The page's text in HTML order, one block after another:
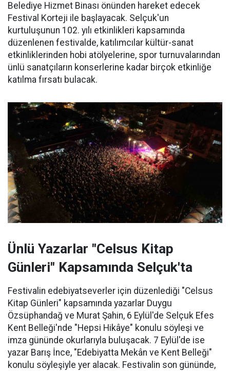
Belediye Hizmet Binası önünden hareket edecek
Festival Korteji ile başlayacak. Selçuk'un
kurtuluşunun 102. yılı etkinlikleri kapsamında
düzenlenen festivalde, katılımcılar kültür-sanat
etkinliklerinden hobi atölyelerine, spor turnuvalarından
ünlü sanatçıların konserlerine kadar birçok etkinliğe
katılma fırsatı bulacak.
Ünlü Yazarlar "Celsus Kitap
Günleri" Kapsamında Selçuk'ta
Festivalin edebiyatseverler için düzenlediği "Celsus
Kitap Günleri" kapsamında yazarlar Duygu
Özsüphandağ ve Murat Şahin, 6 Eylül'de Selçuk Efes
Kent Belleği'nde "Hepsi Hikâye" konulu söyleşi ve
imza gününde okurlarıyla buluşacak. 7 Eylül'de ise
yazar Barış İnce, "Edebiyatta Mekân ve Kent Belleği"
konulu söyleşiyle yer alacak. Festivalin son gününde,